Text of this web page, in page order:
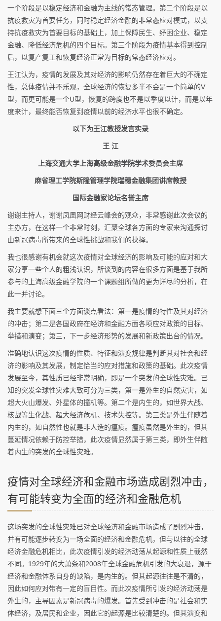
一个阶段是以稳定经济和金融为主线的常态管理。第二个阶段是以
抗疫救灾为首要任务，同时稳定经济金融的非常态应对模式，以支
持抗疫救灾为首要目标的基础上，加上保障民生、纾困企业、稳定
金融、降低经济危机的四个目标。第三个阶段为疫情基本得到控制
后，以复产复工和恢复经济正常为目标的常态经济应对。
王江认为，疫情的发展及其对经济的影响仍然存在着巨大的不确定
性，总体疫情并不乐观，全球经济的恢复多半不会是一个简单的V
型，而更可能是一个U型，恢复的跨度也不是以季度以计，而是以年
度来计，最终能否恢复到疫情以前的经济水平也很不确定。
以下为王江教授发言实录
王 江
上海交通大学上海高级金融学院学术委员会主席
麻省理工学院斯隆管理学院瑞穗金融集团讲席教授
国际金融家论坛名誉主席
谢谢主持人，谢谢凤凰网财经云峰会的观众，非常感谢此次会议的
主办方，在这样一个非常时刻，汇聚全球各方面的专家来沟通探讨
由新冠病毒所带来的全球性挑战和我们的抉择。
我也很感谢有机会就这次疫情对全球经济的影响及可能的应对和大
家分享一些个人的粗浅认识，所谈到的内容在很多方面是基于我所
参与的上海高级金融学院的一个课题组所做的更为详尽的分析，在
此一并讨论。
我主要就想下面三个方面谈点看法：第一是疫情的特性及其对经济
的冲击；第二是各国政府在经济和金融方面各项应对政策的目标、
举措和演变；第三，下一步经济形势的发展和新政策出台的情况。
准确地认识这次疫情的性质、特征和演变规律是判断其对社会和经
济的影响及其发展，制定恰当的应对措施和政策的基础。此次疫情
发展至今，其性质已经非常明确，即是一个突发的全球性灾难。已
知的突发全球性灾难大致可分为三类，第一是外生的自然灾害，如
超大火山爆发、外星体的撞机等。第二个是内生的，如世界大战、
核战等生化战、超大经济危机、技术失控等。第三类是外生伴随着
内生的，如自然性也就是非人造的瘟疫。瘟疫虽然是外生的，但其
蔓延情况依赖于防控举措，此次疫情显然属于第三类，即外生伴随
着内生的突发的全球性灾难。
疫情对全球经济和金融市场造成剧烈冲击，
有可能转变为全面的经济和金融危机
这场突发的全球性灾难已对全球经济和金融市场造成了剧烈冲击，
并有可能逐步转变为一场全面的经济和金融危机，但与以往的全球
经济金融危机相比，此次疫情引发的经济动荡从起源和性质上截然
不同。1929年的大萧条和2008年全球金融危机引发的大衰退，源于
经济和金融体系自身的缺陷，是内生的。但其起源往往是不清的，
因此如何应对带有一定的盲目性。而此次疫情所引发的经济动荡是
外生的，主导因素是新冠病毒的爆发。首先受到冲击的是社会和实
体经济，及居民和企业，因此它的起源是比较清楚的。但其演变和